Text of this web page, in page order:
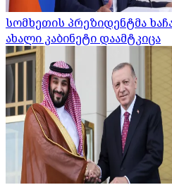
სომხეთის პრეზიდენტმა
ახალი კაბინეტი დაამტკიცა